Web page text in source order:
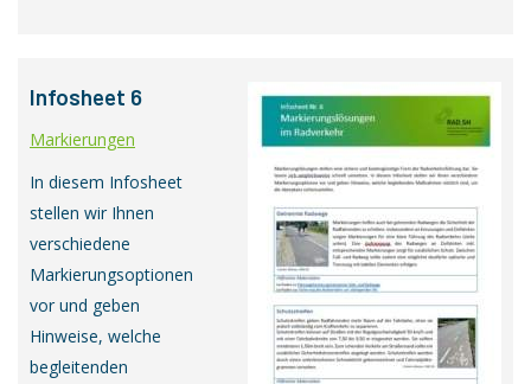
Infosheet 6
Markierungen
In diesem Infosheet
stellen wir Ihnen
verschiedene
Markierungsoptionen
vor und geben
Hinweise, welche
begleitenden